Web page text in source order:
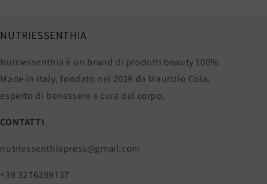
NUTRIESSENTHIA
Nutriessenthia è un brand di prodotti beauty 100%
Made in italy, fondato nel 2019 da Maurizio Cola,
esperto di benessere e cura del corpo.
CONTATTI
nutriessenthiapress@gmail.com
+39 3276289737